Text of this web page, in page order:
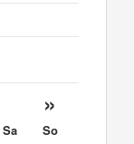
»
Sa
So